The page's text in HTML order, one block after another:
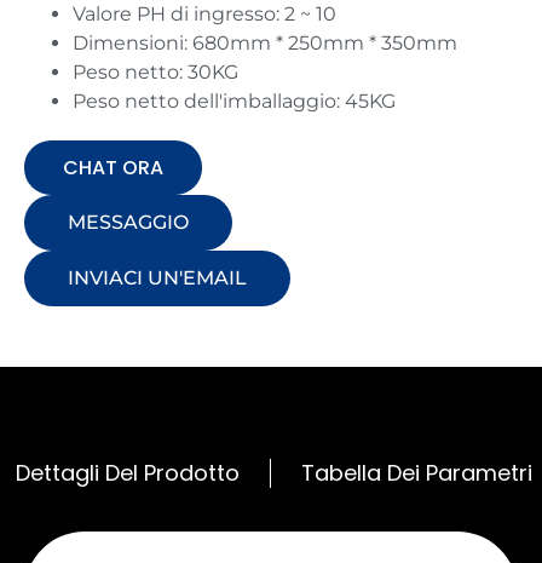
Valore PH di ingresso: 2 ~ 10
Dimensioni: 680mm * 250mm * 350mm
Peso netto: 30KG
Peso netto dell'imballaggio: 45KG
CHAT ORA
MESSAGGIO
INVIACI UN'EMAIL
Dettagli Del Prodotto Tabella Dei Parametri